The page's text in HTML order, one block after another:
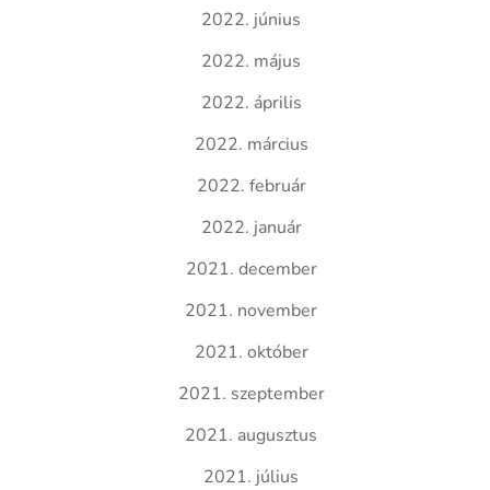
2022. június
2022. május
2022. április
2022. március
2022. február
2022. január
2021. december
2021. november
2021. október
2021. szeptember
2021. augusztus
2021. július